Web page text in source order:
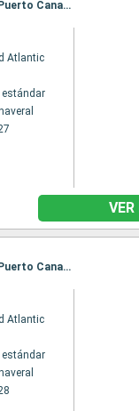
Itinerario : Puerto Canaveral, Ocean cay MSC marine reserve, Grand Turk, Puerto Plata, Nassau, Puerto Canaveral
Atlantic
Itinerario : Puerto Canaveral, Ocean cay MSC marine reserve, Grand Turk, Puerto Plata, Nassau, Puerto Canaveral, Ocean cay MSC marine reserve, Costa Maya, Cozumel, Nassau, Puerto Canaveral
Atlantic